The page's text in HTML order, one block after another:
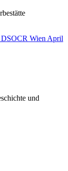
DSOCR Wien April
und